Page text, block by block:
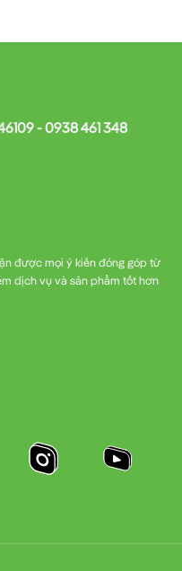
được mọi ý kiến đóng góp từ
dịch vụ và sản phẩm tốt hơn
- 0938 461 348